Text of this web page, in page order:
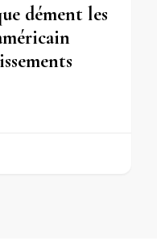
dément les